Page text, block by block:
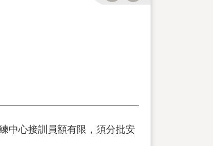
中心接訓員額有限，須分批安